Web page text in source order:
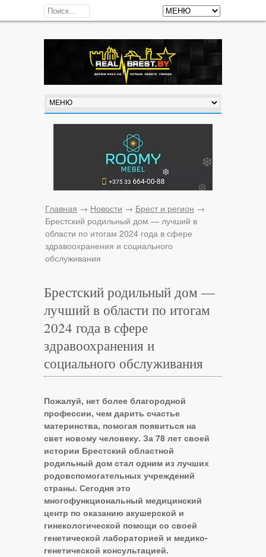
Главная → Новости → Брест и регион →
Брестский родильный дом — лучший в
области по итогам 2024 года в сфере
здравоохранения и социального
обслуживания
Брестский родильный дом —
лучший в области по итогам
2024 года в сфере
здравоохранения и
социального обслуживания
Пожалуй, нет более благородной
профессии, чем дарить счастье
материнства, помогая появиться на
свет новому человеку. За 78 лет своей
истории Брестский областной
родильный дом стал одним из лучших
родовспомогательных учреждений
страны. Сегодня это
многофункциональный медицинский
центр по оказанию акушерской и
гинекологической помощи со своей
генетической лабораторией и медико-
генетической консультацией.